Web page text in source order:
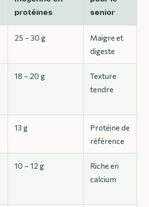
protéines
senior
25 – 30 g
Maigre et
digeste
18 – 20 g
Texture
tendre
13 g
Protéine de
référence
10 – 12 g
Riche en
calcium